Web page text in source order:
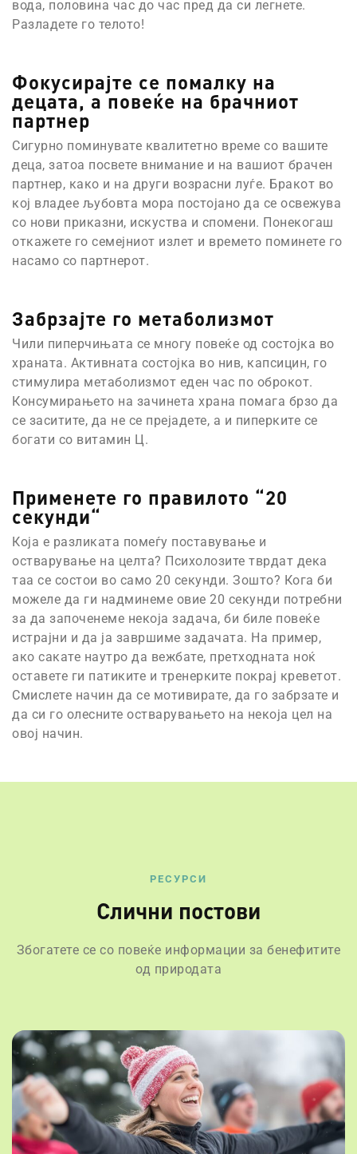
вода, половина час до час пред да си легнете.
Разладете го телото!
Фокусирајте се помалку на
децата, а повеќе на брачниот
партнер
Сигурно поминувате квалитетно време со вашите
деца, затоа посвете внимание и на вашиот брачен
партнер, како и на други возрасни луѓе. Бракот во
кој владее љубовта мора постојано да се освежува
со нови приказни, искуства и спомени. Понекогаш
откажете го семејниот излет и времето поминете го
насамо со партнерот.
Забрзајте го метаболизмот
Чили пиперчињата се многу повеќе од состојка во
храната. Активната состојка во нив, капсицин, го
стимулира метаболизмот еден час по оброкот.
Консумирањето на зачинета храна помага брзо да
се заситите, да не се прејадете, а и пиперките се
богати со витамин Ц.
Применете го правилото “20
секунди“
Која е разликата помеѓу поставување и
остварување на целта? Психолозите тврдат дека
таа се состои во само 20 секунди. Зошто? Кога би
можеле да ги надминеме овие 20 секунди потребни
за да започенеме некоја задача, би биле повеќе
истрајни и да ја завршиме задачата. На пример,
ако сакате наутро да вежбате, претходната ноќ
оставете ги патиките и тренерките покрај креветот.
Смислете начин да се мотивирате, да го забрзате и
да си го олесните остварувањето на некоја цел на
овој начин.
РЕСУРСИ
Слични постови
Збогатете се со повеќе информации за бенефитите
од природата